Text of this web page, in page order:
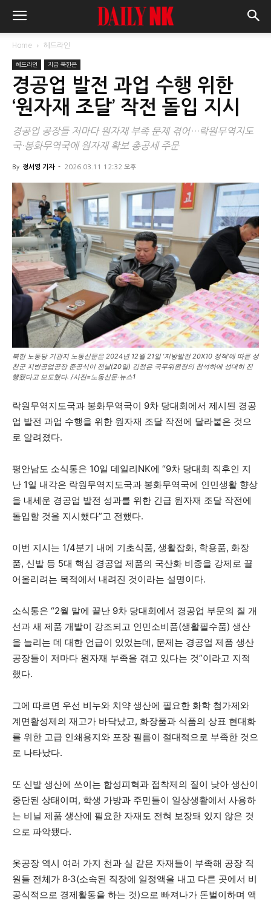
Home 헤드라인
헤드라인 지금 북한은
경공업 발전 과업 수행 위한
‘원자재 조달’ 작전 돌입 지시
경공업 공장들 저마다 원자재 부족 문제 겪어…락원무역지도
국·봉화무역국에 원자재 확보 총공세 주문
By 정서영 기자 - 2026.03.11 12:32 오후
북한 노동당 기관지 노동신문은 2024년 12월 21일 ‘지방발전 20X10 정책’에 따른 성
천군 지방공업공장 준공식이 전날(20일) 김정은 국무위원장의 참석하에 성대히 진
행됐다고 보도했다. /사진=노동신문·뉴스1
락원무역지도국과 봉화무역국이 9차 당대회에서 제시된 경공
업 발전 과업 수행을 위한 원자재 조달 작전에 달라붙은 것으
로 알려졌다.
평안남도 소식통은 10일 데일리NK에 “9차 당대회 직후인 지
난 1일 내각은 락원무역지도국과 봉화무역국에 인민생활 향상
을 내세운 경공업 발전 성과를 위한 긴급 원자재 조달 작전에
돌입할 것을 지시했다”고 전했다.
이번 지시는 1/4분기 내에 기초식품, 생활잡화, 학용품, 화장
품, 신발 등 5대 핵심 경공업 제품의 국산화 비중을 강제로 끌
어올리려는 목적에서 내려진 것이라는 설명이다.
소식통은 “2월 말에 끝난 9차 당대회에서 경공업 부문의 질 개
선과 새 제품 개발이 강조되고 인민소비품(생활필수품) 생산
을 늘리는 데 대한 언급이 있었는데, 문제는 경공업 제품 생산
공장들이 저마다 원자재 부족을 겪고 있다는 것”이라고 지적
했다.
그에 따르면 우선 비누와 치약 생산에 필요한 화학 첨가제와
계면활성제의 재고가 바닥났고, 화장품과 식품의 상표 현대화
를 위한 고급 인쇄용지와 포장 필름이 절대적으로 부족한 것으
로 나타났다.
또 신발 생산에 쓰이는 합성피혁과 접착제의 질이 낮아 생산이
중단된 상태이며, 학생 가방과 주민들이 일상생활에서 사용하
는 비닐 제품 생산에 필요한 자재도 전혀 보장돼 있지 않은 것
으로 파악됐다.
옷공장 역시 여러 가지 천과 실 같은 자재들이 부족해 공장 직
원들 전체가 8·3(소속된 직장에 일정액을 내고 다른 곳에서 비
공식적으로 경제활동을 하는 것)으로 빠져나가 돈벌이하며 액